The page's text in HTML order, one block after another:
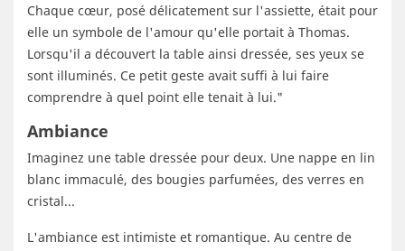
Chaque cœur, posé délicatement sur l'assiette, était pour
elle un symbole de l'amour qu'elle portait à Thomas.
Lorsqu'il a découvert la table ainsi dressée, ses yeux se
sont illuminés. Ce petit geste avait suffi à lui faire
comprendre à quel point elle tenait à lui."
Ambiance
Imaginez une table dressée pour deux. Une nappe en lin
blanc immaculé, des bougies parfumées, des verres en
cristal...
L'ambiance est intimiste et romantique. Au centre de